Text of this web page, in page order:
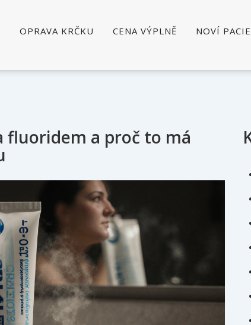
OPRAVA KRČKU CENA VÝPLNĚ NOVÍ
fluoridem a proč to má